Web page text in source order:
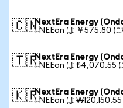
🇨🇳NextEra Energy
1 NEEon は ￥575.80 に
🇹🇷NextEra Energy
1 NEEon は ₺4,070.55
🇰🇷NextEra Energy
1 NEEon は